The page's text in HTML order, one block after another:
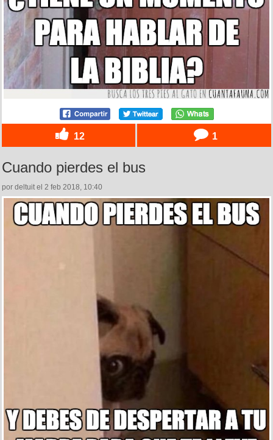
12 1
Cuando pierdes el bus
por deltuit el 2 feb 2018, 10:40